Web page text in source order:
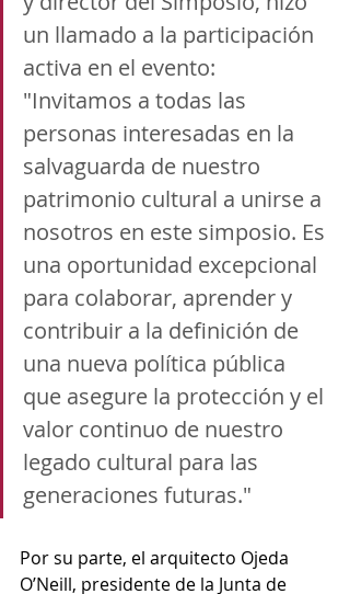
un llamado a la participación
activa en el evento:
"Invitamos a todas las
personas interesadas en la
salvaguarda de nuestro
patrimonio cultural a unirse a
nosotros en este simposio. Es
una oportunidad excepcional
para colaborar, aprender y
contribuir a la definición de
una nueva política pública
que asegure la protección y el
valor continuo de nuestro
legado cultural para las
generaciones futuras."
Por su parte, el arquitecto Ojeda
O’Neill, presidente de la Junta de